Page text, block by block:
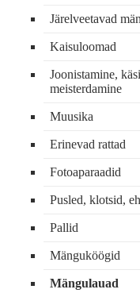
Järelveetavad
Kaisuloomad
Joonistamine,
meisterdamine
Muusika
Erinevad rattad
Fotoaparaadid
Pusled, klotsid,
Pallid
Mänguköögid
Mängulauad